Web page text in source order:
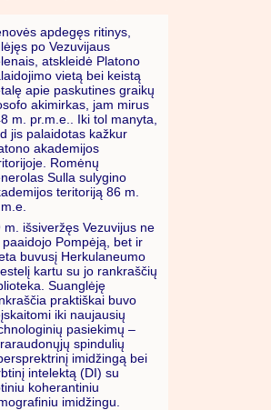
apdegęs ritinys,
po Vezuvijaus
atskleidė Platono
vietą bei keistą
apie paskutines graikų
akimirkas, jam mirus
m. pr.m.e.. Iki tol manyta,
jis palaidotas kažkur
akademijos
Romėnų
Sulla sulygino
teritoriją 86 m.
m. išsiveržęs Vezuvijus ne
paaidojo Pompėją, bet ir
buvusį Herkulaneumo
kartu su jo rankraščių
Suanglėję
praktiškai buvo
iki naujausių
pasiekimų –
spindulių
imidžingą bei
intelektą (DI) su
koherantiniu
imidžingu.